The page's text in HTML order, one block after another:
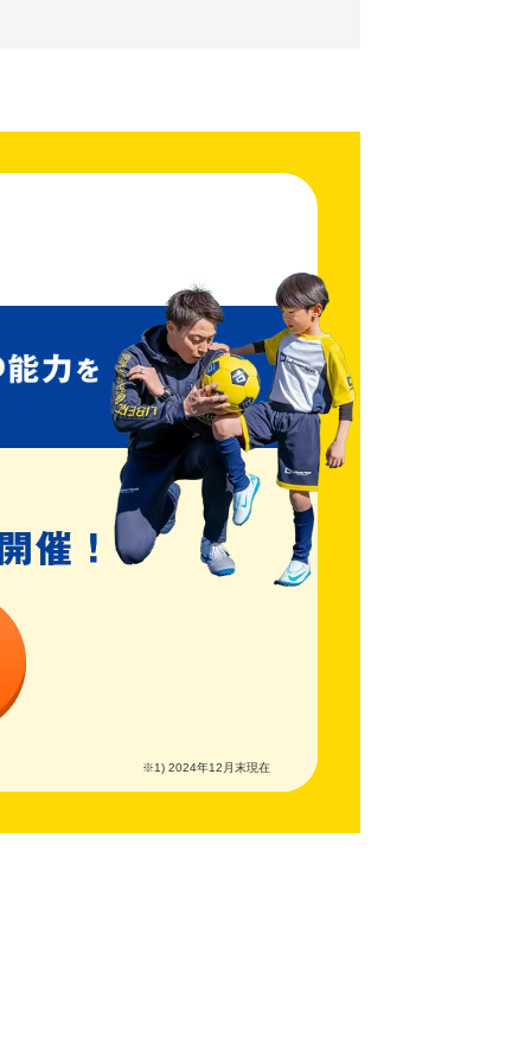
※1) 2024年12月末現在